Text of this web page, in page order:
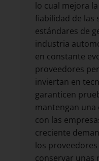
lo cual mejora
fiabilidad de las
estándares de
industria
en constante
proveedores
inviertan en
garanticen
mantengan una
con las
creciente
los
conservar unas